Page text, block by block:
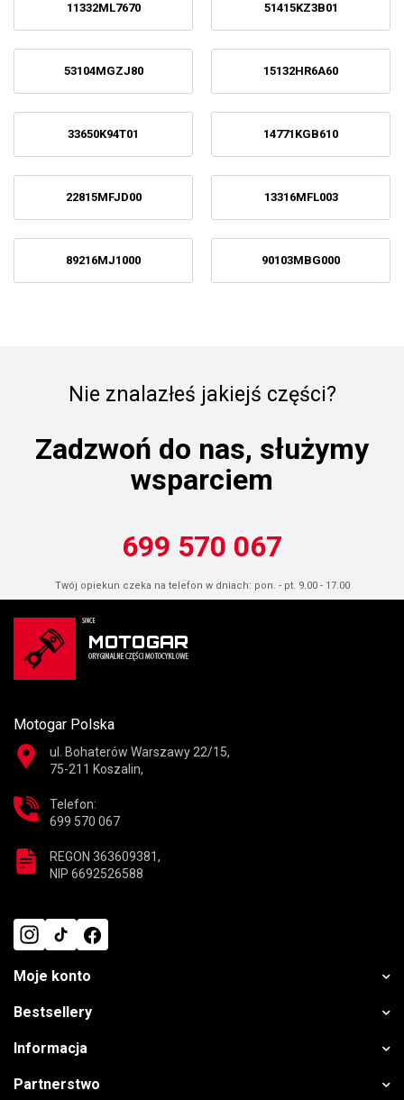
11332ML7670 51415KZ3B01
53104MGZJ80 15132HR6A60
33650K94T01 14771KGB610
22815MFJD00 13316MFL003
89216MJ1000 90103MBG000
Nie znalazłeś jakiejś części?
Zadzwoń do nas, służymy
wsparciem
699 570 067
Twój opiekun czeka na telefon w dniach: pon. - pt. 9.00 - 17.00
Motogar Polska
ul. Bohaterów Warszawy 22/15,
75-211 Koszalin,
Telefon:
699 570 067
REGON 363609381,
NIP 6692526588
Moje konto
Bestsellery
Informacja
Partnerstwo